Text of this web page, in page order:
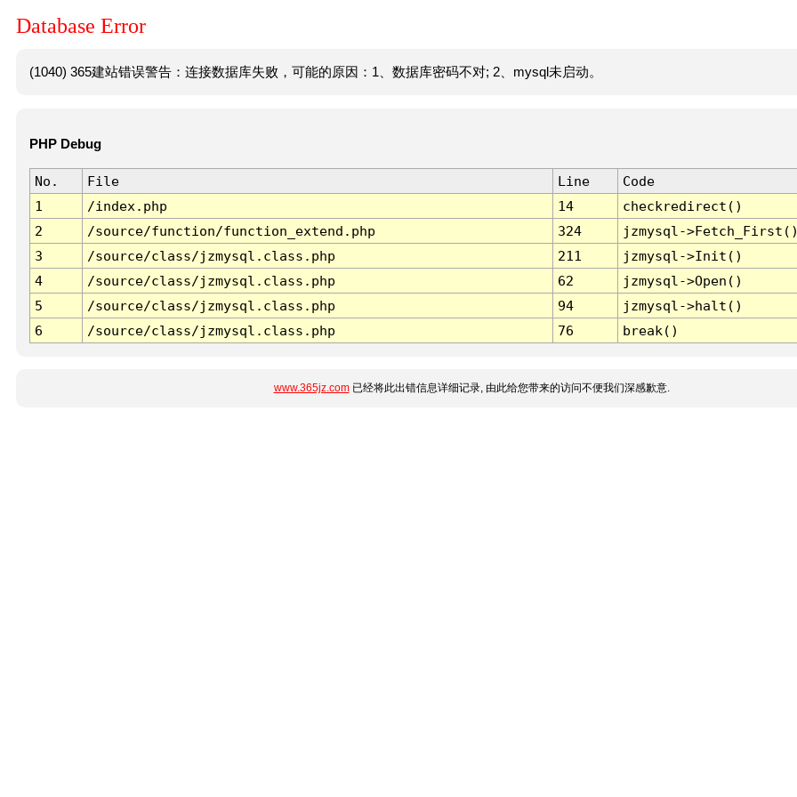
Database Error
(1040) 365建站错误警告：连接数据库失败，可能的原因：1、数据库密码不对; 2、mysql未启动。
PHP Debug
No. File Line
Code
1
/index.php 14
checkredirect()
2
/source/function/function_extend.php 324
jzmysql-
3
/source/class/jzmysql.class.php 211
jzmysql->Init()
4
/source/class/jzmysql.class.php 62
jzmysql->Open()
5
/source/class/jzmysql.class.php 94
jzmysql->halt()
6
/source/class/jzmysql.class.php 76 break()
www.365jz.com已经将此出错信息详细记录, 由此给您带来的访问不便我们深感歉意.